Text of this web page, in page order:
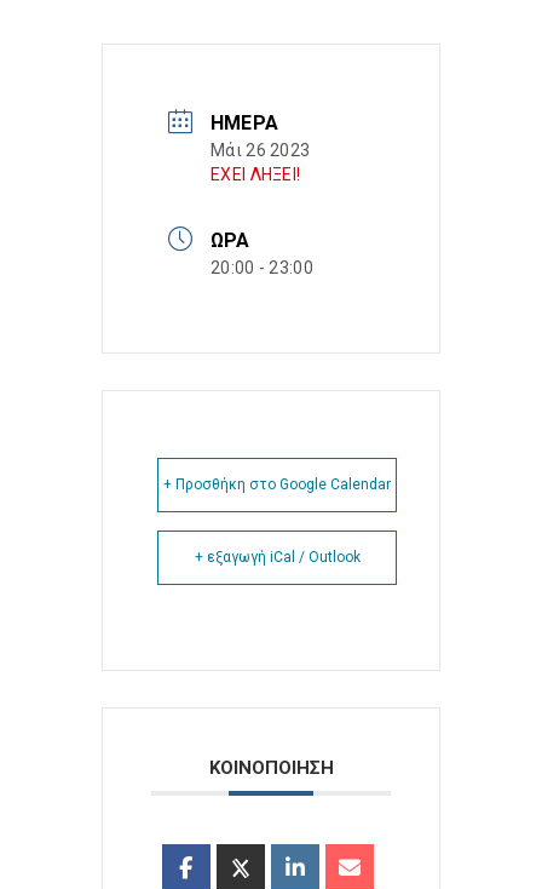
ΗΜΈΡΑ
Μάι 26 2023
ΕΧΕΙ ΛΗΞΕΙ!
ΏΡΑ
20:00 - 23:00
+ Προσθήκη στο Google Calendar
+ εξαγωγή iCal / Outlook
ΚΟΙΝΟΠΟΙΗΣΗ